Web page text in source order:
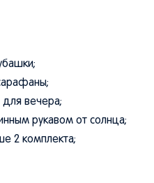
вечера;
рукавом от солнца;
2 комплекта;